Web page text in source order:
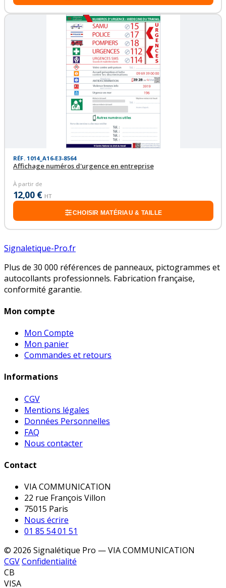
RÉF. 1014_A16-E3-8564
Affichage numéros d'urgence en entreprise
À partir de
12,00 € HT
CHOISIR MATÉRIAU & TAILLE
Signaletique-Pro.fr
Plus de 30 000 références de panneaux, pictogrammes et
autocollants professionnels. Fabrication française,
conformité garantie.
Mon compte
Mon Compte
Mon panier
Commandes et retours
Informations
CGV
Mentions légales
Données Personnelles
FAQ
Nous contacter
Contact
VIA COMMUNICATION
22 rue François Villon
75015 Paris
Nous écrire
01 85 54 01 51
© 2026 Signalétique Pro — VIA COMMUNICATION
CGVConfidentialité
CB
VISA